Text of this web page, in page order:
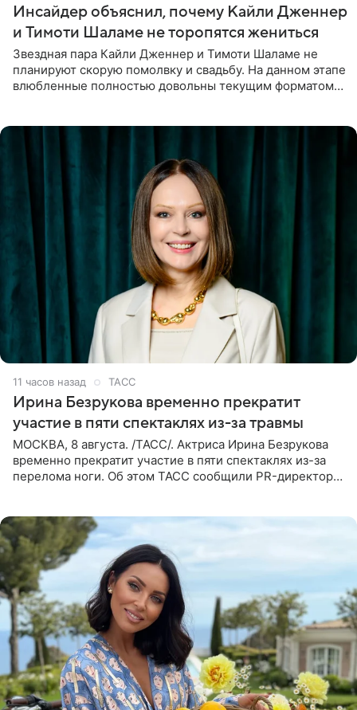
Инсайдер объяснил, почему Кайли Дженнер
и Тимоти Шаламе не торопятся жениться
Звездная пара Кайли Дженнер и Тимоти Шаламе не
планируют скорую помолвку и свадьбу. На данном этапе
влюбленные полностью довольны текущим форматом
11 часов назад ТАСС
Ирина Безрукова временно прекратит
участие в пяти спектаклях из-за травмы
МОСКВА, 8 августа. /ТАСС/. Актриса Ирина Безрукова
временно прекратит участие в пяти спектаклях из-за
перелома ноги. Об этом ТАСС сообщили PR-директор